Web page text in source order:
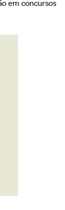
em concursos